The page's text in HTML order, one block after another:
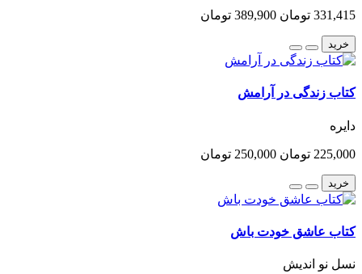
331,415 تومان 389,900 تومان
خرید
کتاب زندگی در آرامش
دایره
225,000 تومان 250,000 تومان
خرید
کتاب عاشق خودت باش
نسل نو اندیش